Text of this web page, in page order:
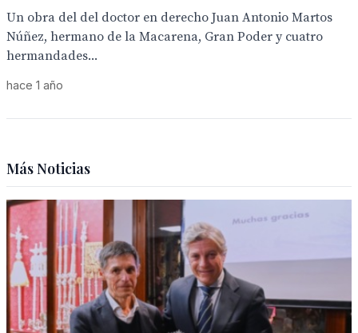
Un obra del del doctor en derecho Juan Antonio Martos
Núñez, hermano de la Macarena, Gran Poder y cuatro
hermandades...
hace 1 año
Más Noticias